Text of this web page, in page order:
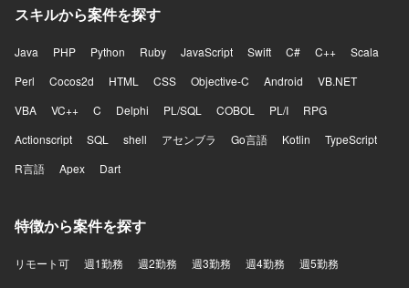
スキルから案件を探す
Java PHP Python Ruby JavaScript Swift C# C++
Scala
Perl
Cocos2d HTML CSS Objective-C Android
VB.NET
VBA
VC++ C Delphi PL/SQL COBOL PL/I
RPG
Actionscript
SQL shell アセンブラ Go言語 Kotlin
TypeScript
R言語
Apex Dart
特徴から案件を探す
リモート可 週1勤務 週2勤務 週3勤務 週4勤務 週5勤務